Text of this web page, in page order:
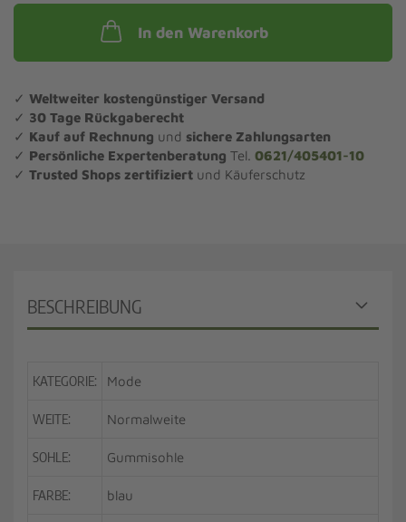
In den Warenkorb
✓ Weltweiter kostengünstiger Versand
✓ 30 Tage Rückgaberecht
✓ Kauf auf Rechnung und sichere Zahlungsarten
✓ Persönliche Expertenberatung Tel. 0621/405401-10
✓ Trusted Shops zertifiziert und Käuferschutz
BESCHREIBUNG
KATEGORIE: Mode
WEITE: Normalweite
SOHLE: Gummisohle
FARBE: blau